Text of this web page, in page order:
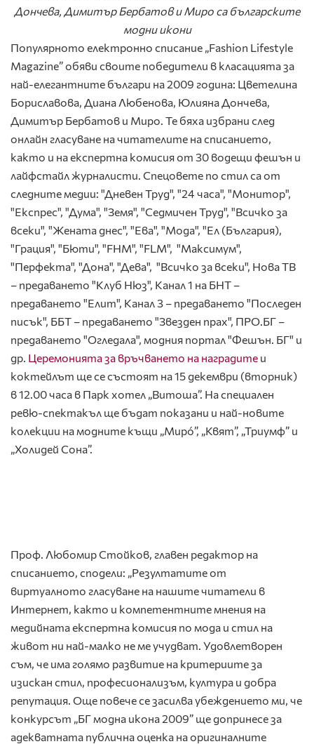
Дончева, Димитър Бербатов и Миро са българските
модни икони
Популярното електронно списание „Fashion Lifestyle
Magazine” обяви своите победители в класацията за
най-елегантните българи на 2009 година: Цветелина
Бориславова, Диана Любенова, Юлияна Дончева,
Димитър Бербатов и Миро. Те бяха избрани след
онлайн гласуване на читателите на списанието,
както и на експертна комисия от 30 водещи фешън и
лайфстайл журналисти. Спецовете по стил са от
следните медии: "Дневен Труд", "24 часа", "Монитор",
"Експрес", "Дума", "Земя", "Седмичен Труд", "Всичко за
всеки", "Жената днес", "Ева", "Мода", "Ел (България),
"Грация", "Бюти", "FHM", "FLM", "Максимум",
"Перфекта", "Дона", "Дева", "Всичко за всеки", Нова ТВ
– предаването "Клуб Нюз", Канал 1 на БНТ –
предаването "Елит", Канал 3 – предаването "Последен
писък", ББТ – предаването "Звезден прах", ПРО.БГ –
предаването "Огледала", модния портал "Фешън. БГ" и
др. Церемонията за връчването на наградите и
коктейлът ще се състоят на 15 декември (вторник)
в 12.00 часа в Парк хотел „Витоша”. На специален
ревю-спектакъл ще бъдат показани и най-новите
колекции на модните къщи „Мирó”, „Квят”, „Триумф” и
„Холидей Сона”.
Проф. Любомир Стойков, главен редактор на
списанието, сподели: „Резултатите от
виртуалното гласуване на нашите читатели в
Интернет, както и компетентните мнения на
медийната експертна комисия по мода и стил на
живот ни най-малко не ме учудват. Удовлетворен
съм, че има голямо развитие на критериите за
изискан стил, професионализъм, култура и добра
репутация. Още повече се засилва убеждението ми, че
конкурсът „БГ модна икона 2009” ще допринесе за
адекватната публична оценка на оригиналните